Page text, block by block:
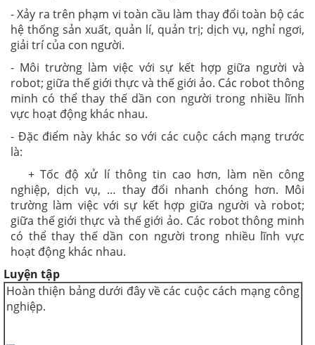
- Xảy ra trên phạm vi toàn cầu làm thay đổi toàn bộ các
hệ thống sản xuất, quản lí, quản trị; dịch vụ, nghỉ ngơi,
giải trí của con người.
- Môi trường làm việc với sự kết hợp giữa người và
robot; giữa thế giới thực và thế giới ảo. Các robot thông
minh có thể thay thế dần con người trong nhiều lĩnh
vực hoạt động khác nhau.
- Đặc điểm này khác so với các cuộc cách mạng trước
là:
+ Tốc độ xử lí thông tin cao hơn, làm nền công
nghiệp, dịch vụ, … thay đổi nhanh chóng hơn. Môi
trường làm việc với sự kết hợp giữa người và robot;
giữa thế giới thực và thế giới ảo. Các robot thông minh
có thể thay thế dần con người trong nhiều lĩnh vực
hoạt động khác nhau.
Luyện tập
Hoàn thiện bảng dưới đây về các cuộc cách mạng công
nghiệp.